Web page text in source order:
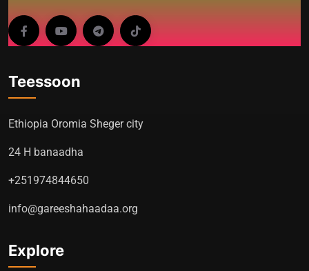
Teessoon
Ethiopia Oromia Sheger city
24 H banaadha
+251974844650
info@gareeshahaadaa.org
Explore